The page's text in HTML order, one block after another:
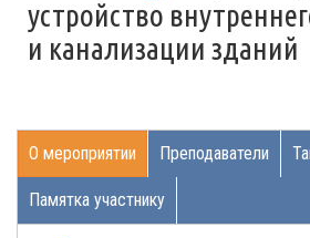
устройство
и канализации зданий
О мероприятии Преподаватели
Памятка участнику